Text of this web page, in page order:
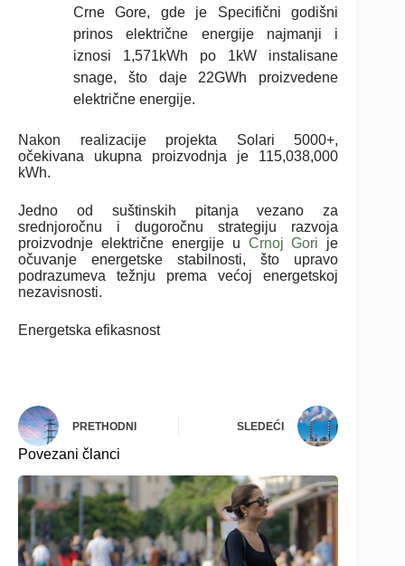
Crne Gore, gde je Specifični godišni
prinos električne energije najmanji i
iznosi 1,571kWh po 1kW instalisane
snage, što daje 22GWh proizvedene
električne energije.
Nakon realizacije projekta Solari 5000+,
očekivana ukupna proizvodnja je 115,038,000
kWh.
Jedno od suštinskih pitanja vezano za
srednjoročnu i dugoročnu strategiju razvoja
proizvodnje električne energije u Crnoj Gori je
očuvanje energetske stabilnosti, što upravo
podrazumeva težnju prema većoj energetskoj
nezavisnosti.
Energetska efikasnost
PRETHODNI SLEDEĆI
Povezani članci